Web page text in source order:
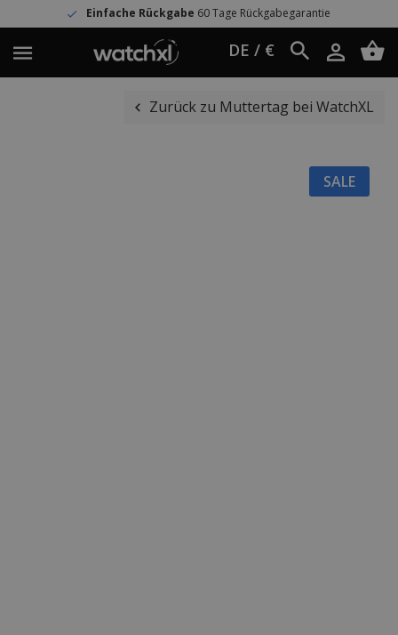
Einfache Rückgabe60 Tage Rückgabegarantie
DE / €
Zurück zu Muttertag bei WatchXL
SALE